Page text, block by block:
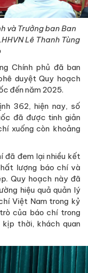
và Trưởng ban Ban
Lê Thanh Tùng
Chính phủ đã ban
duyệt Quy hoạch
đến năm 2025.
362, hiện nay, số
đã được tinh giản
xuống còn khoảng
đã đem lại nhiều kết
lượng báo chí và
Quy hoạch này đã
hiệu quả quản lý
Việt Nam trong kỷ
của báo chí trong
thời, khách quan